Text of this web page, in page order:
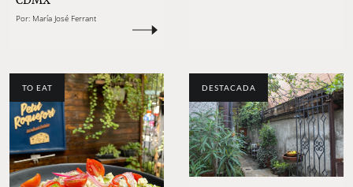
Por: María José Ferrant
TO EAT DESTACADA